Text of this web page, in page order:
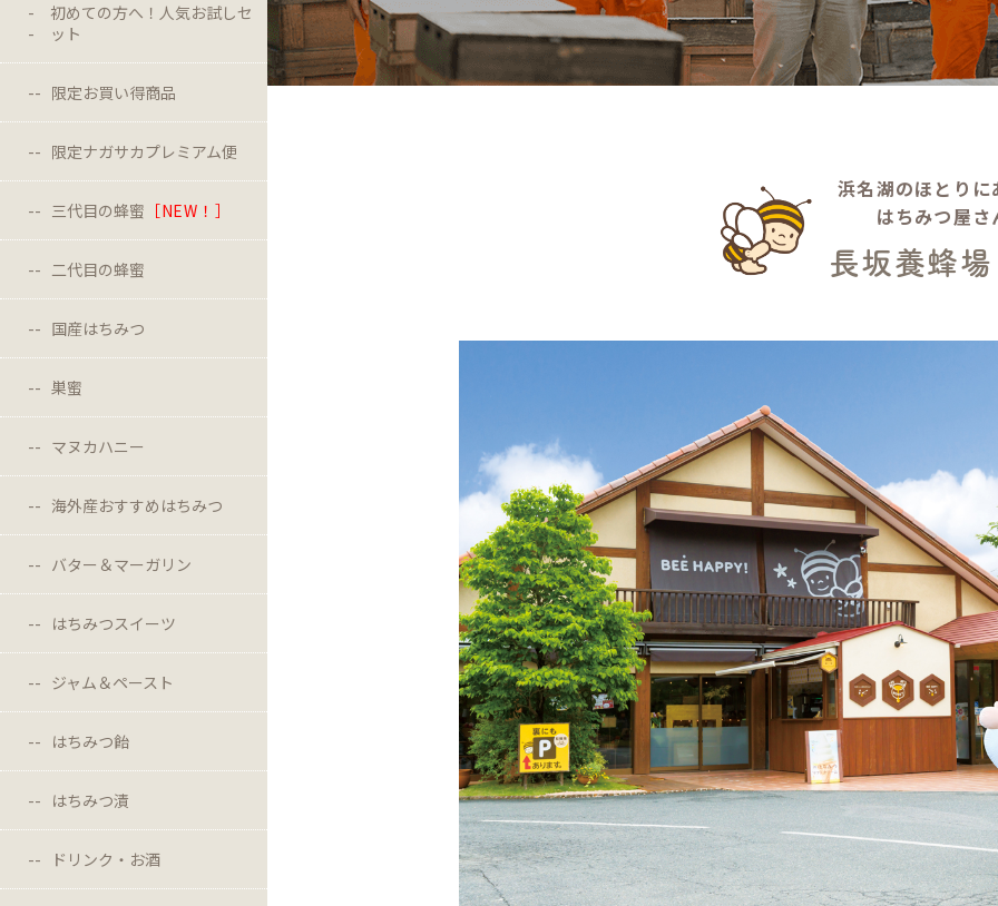
初めての方へ！人気お試しセ
ット
限定お買い得商品
限定ナガサカプレミアム便
三代目の蜂蜜 ［NEW！］
二代目の蜂蜜
国産はちみつ
巣蜜
マヌカハニー
海外産おすすめはちみつ
バター＆マーガリン
はちみつスイーツ
ジャム＆ペースト
はちみつ飴
はちみつ漬
ドリンク・お酒
浜名湖のほとりに
はちみつ屋さ
長坂養蜂